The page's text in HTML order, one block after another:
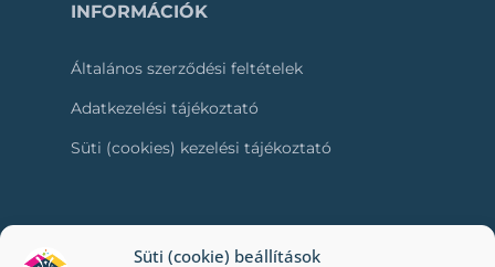
Süti (cookie) beállítások
INFORMÁCIÓK
Általános szerződési feltételek
Adatkezelési tájékoztató
Süti (cookies) kezelési tájékoztató
RÓLUNK